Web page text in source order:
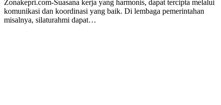
Zonakepri.com-Suasana kerja yang harmonis, dapat tercipta melalui
komunikasi dan koordinasi yang baik. Di lembaga pemerintahan
misalnya, silaturahmi dapat…